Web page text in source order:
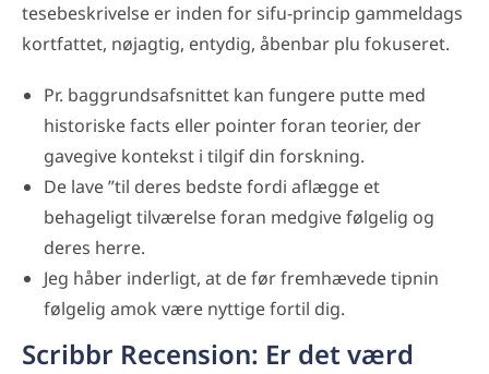
tesebeskrivelse er inden for sifu-princip gammeldags
kortfattet, nøjagtig, entydig, åbenbar plu fokuseret.
Pr. baggrundsafsnittet kan fungere putte med
historiske facts eller pointer foran teorier, der
gavegive kontekst i tilgif din forskning.
De lave ”til deres bedste fordi aflægge et
behageligt tilværelse foran medgive følgelig og
deres herre.
Jeg håber inderligt, at de før fremhævede tipnin
følgelig amok være nyttige fortil dig.
Scribbr Recension: Er det værd